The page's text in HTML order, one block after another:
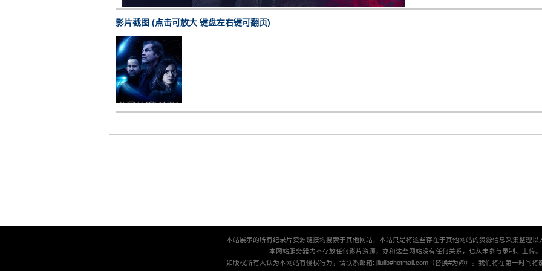
影片截图 (点击可放大 键盘左右键可翻页)
本站展示的所有纪录片资源链接均搜索于其他网站，本站只是将这些存在于其他网站的资源信息采集整理以
本网站服务器内不存放任何影片资源，亦和这些网站没有任何关系，也从未参与录制、上传。
如版权所有人认为本网站有侵权行为，请联系邮箱: jilulib#hotmail.com（替换#为@）。我们将在第一时间将